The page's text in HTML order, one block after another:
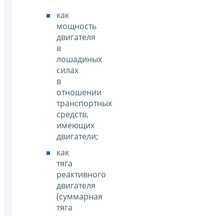
как
мощность
двигателя
в
лошадиных
силах
в
отношении
транспортных
средств,
имеющих
двигатели;
как
тяга
реактивного
двигателя
(суммарная
тяга